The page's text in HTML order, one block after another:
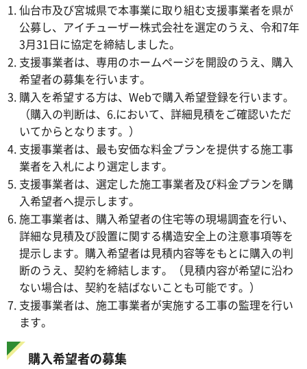
仙台市及び宮城県で本事業に取り組む支援事業者を県が
公募し、アイチューザー株式会社を選定のうえ、令和7年
3月31日に協定を締結しました。
支援事業者は、専用のホームページを開設のうえ、購入
希望者の募集を行います。
購入を希望する方は、Webで購入希望登録を行います。
（購入の判断は、6.において、詳細見積をご確認いただ
いてからとなります。）
支援事業者は、最も安価な料金プランを提供する施工事
業者を入札により選定します。
支援事業者は、選定した施工事業者及び料金プランを購
入希望者へ提示します。
施工事業者は、購入希望者の住宅等の現場調査を行い、
詳細な見積及び設置に関する構造安全上の注意事項等を
提示します。購入希望者は見積内容等をもとに購入の判
断のうえ、契約を締結します。（見積内容が希望に沿わ
ない場合は、契約を結ばないことも可能です。）
支援事業者は、施工事業者が実施する工事の監理を行い
ます。
購入希望者の募集